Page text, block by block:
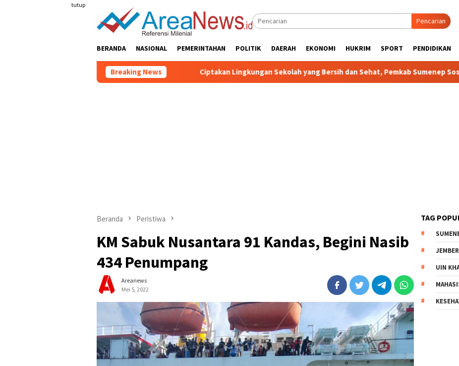
tutup
Pencarian
BERANDA NASIONAL PEMERINTAHAN POLITIK DAERAH EKONOMI HUKRIM SPORT PENDIDIKAN
Breaking NewsCiptakan Lingkungan Sekolah yang Bersih dan Sehat, Pemkab Sumenep Sosialisasikan
Beranda Peristiwa
KM Sabuk Nusantara 91 Kandas, Begini Nasib
434 Penumpang
Areanews
Mei 5, 2022
TAG
JEMBER
UIN